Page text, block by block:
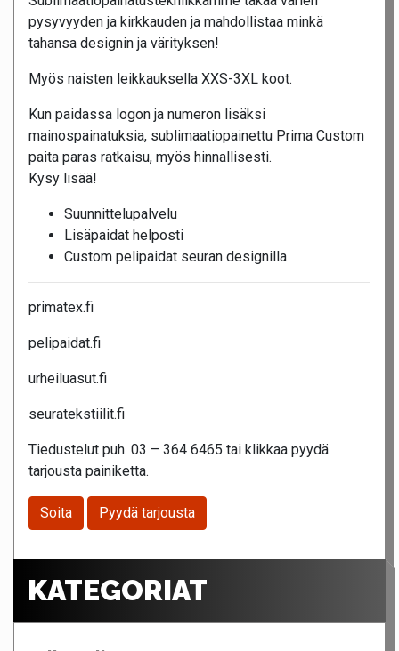
pysyvyyden ja kirkkauden ja mahdollistaa minkä
tahansa designin ja värityksen!
Myös naisten leikkauksella XXS-3XL koot.
Kun paidassa logon ja numeron lisäksi
mainospainatuksia, sublimaatiopainettu Prima Custom
paita paras ratkaisu, myös hinnallisesti.
Kysy lisää!
Suunnittelupalvelu
Lisäpaidat helposti
Custom pelipaidat seuran designilla
primatex.fi
pelipaidat.fi
urheiluasut.fi
seuratekstiilit.fi
Tiedustelut puh. 03 – 364 6465 tai klikkaa pyydä
tarjousta painiketta.
Soita Pyydä tarjousta
KATEGORIAT